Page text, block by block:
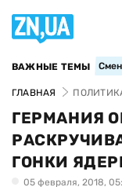
ВАЖНЫЕ ТЕМЫ
ГЛАВНАЯ
ГЕРМАНИЯ
ГОНКИ
05 февраля, 2018,